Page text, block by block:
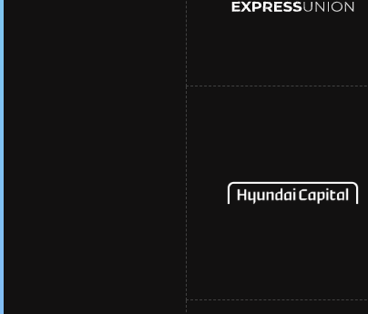
An award-winning
mortgage provider